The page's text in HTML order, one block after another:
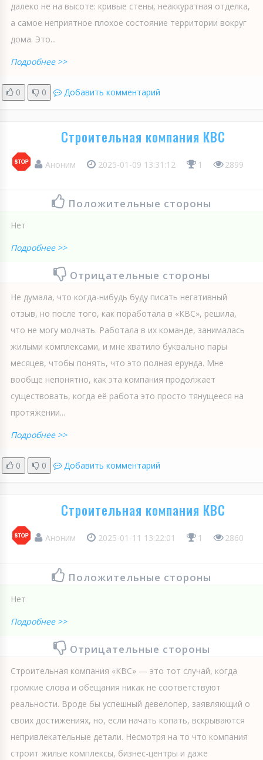
далеко не на высоте: кривые стены, неаккуратная отделка,
а самое неприятное плохое состояние территории вокруг
дома. Это...
Подробнее >>
0 0 Добавить комментарий
Строительная компания КВС
Аноним 2025-01-09 13:31:12 1 2899
Положительные стороны
Нет
Подробнее >>
Отрицательные стороны
Не думала, что когда-нибудь буду писать негативный
отзыв, но после того, как поработала в «КВС», решила,
что не могу молчать. Работала в их команде, занималась
жилыми комплексами, и мне хватило буквально пары
месяцев, чтобы понять, что это полная ерунда. Мне
вообще непонятно, как эта компания продолжает
существовать, когда её работа это просто тянущееся на
протяжении...
Подробнее >>
0 0 Добавить комментарий
Строительная компания КВС
Аноним 2025-01-11 13:22:01 1 2860
Положительные стороны
Нет
Подробнее >>
Отрицательные стороны
Строительная компания «КВС» — это тот случай, когда
громкие слова и обещания никак не соответствуют
реальности. Вроде бы успешный девелопер, заявляющий о
своих достижениях, но, если начать копать, вскрываются
непривлекательные детали. Несмотря на то что компания
строит жилые комплексы, бизнес-центры и даже